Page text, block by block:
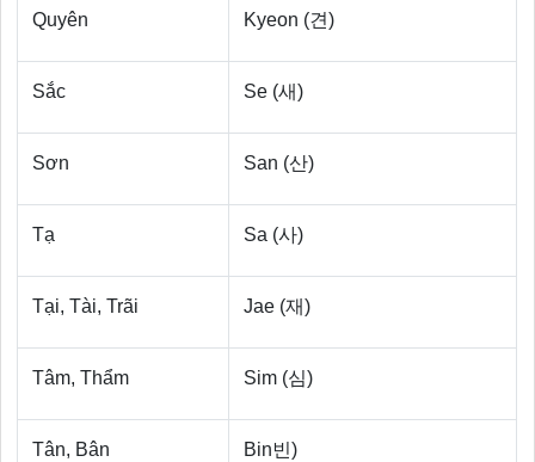
Quyên Kyeon (견)
Sắc Se (새)
Sơn San (산)
Tạ Sa (사)
Tại, Tài, Trãi Jae (재)
Tâm, Thẩm Sim (심)
Tân, Bân Bin빈)